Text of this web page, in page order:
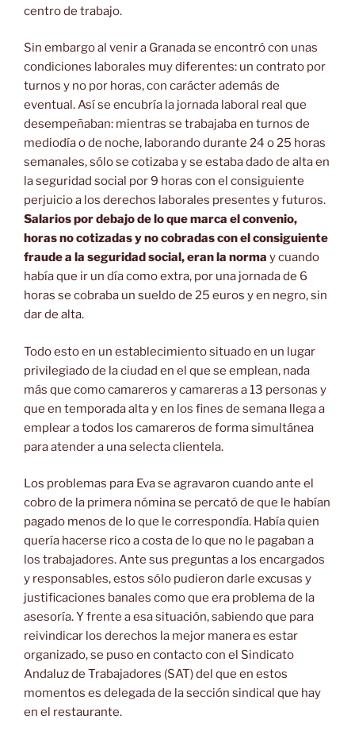
centro de trabajo.
Sin embargo al venir a Granada se encontró con unas
condiciones laborales muy diferentes: un contrato por
turnos y no por horas, con carácter además de
eventual. Así se encubría la jornada laboral real que
desempeñaban: mientras se trabajaba en turnos de
mediodía o de noche, laborando durante 24 o 25 horas
semanales, sólo se cotizaba y se estaba dado de alta en
la seguridad social por 9 horas con el consiguiente
perjuicio a los derechos laborales presentes y futuros.
Salarios por debajo de lo que marca el convenio,
horas no cotizadas y no cobradas con el consiguiente
fraude a la seguridad social, eran la norma y cuando
había que ir un día como extra, por una jornada de 6
horas se cobraba un sueldo de 25 euros y en negro, sin
dar de alta.
Todo esto en un establecimiento situado en un lugar
privilegiado de la ciudad en el que se emplean, nada
más que como camareros y camareras a 13 personas y
que en temporada alta y en los fines de semana llega a
emplear a todos los camareros de forma simultánea
para atender a una selecta clientela.
Los problemas para Eva se agravaron cuando ante el
cobro de la primera nómina se percató de que le habían
pagado menos de lo que le correspondía. Había quien
quería hacerse rico a costa de lo que no le pagaban a
los trabajadores. Ante sus preguntas a los encargados
y responsables, estos sólo pudieron darle excusas y
justificaciones banales como que era problema de la
asesoría. Y frente a esa situación, sabiendo que para
reivindicar los derechos la mejor manera es estar
organizado, se puso en contacto con el Sindicato
Andaluz de Trabajadores (SAT) del que en estos
momentos es delegada de la sección sindical que hay
en el restaurante.